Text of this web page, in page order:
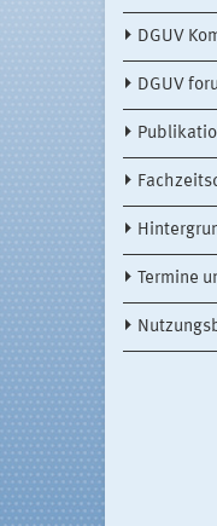
DGUV
DGUV
Termine